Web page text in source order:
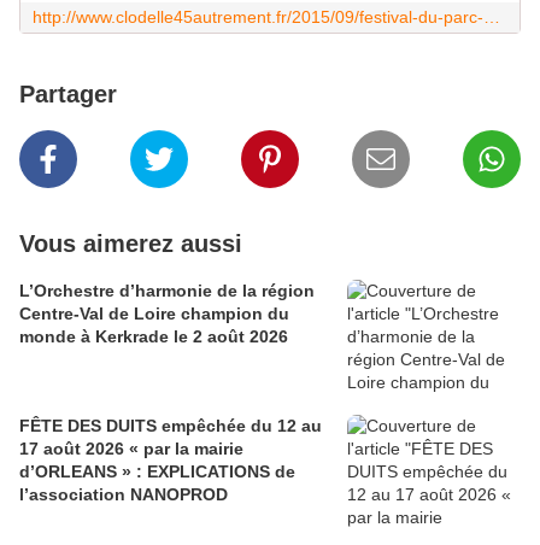
Partager
Vous aimerez aussi
L’Orchestre d’harmonie de la région
Centre-Val de Loire champion du
monde à Kerkrade le 2 août 2026
FÊTE DES DUITS empêchée du 12 au
17 août 2026 « par la mairie
d’ORLEANS » : EXPLICATIONS de
l’association NANOPROD